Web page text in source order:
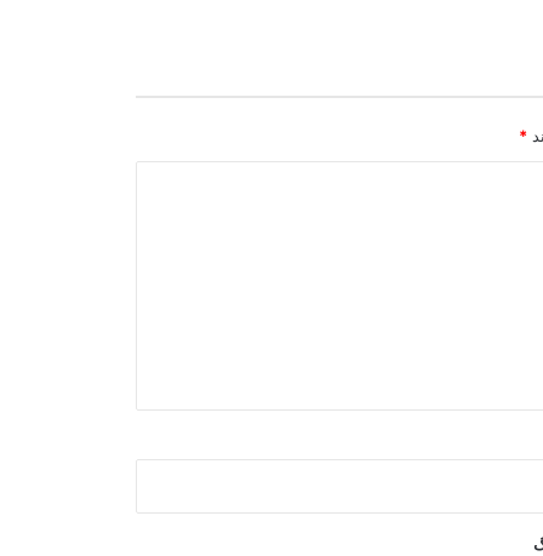
پاکستان ماهیت دفاعی دارد
وابسته به ائتلاف سعودی
*